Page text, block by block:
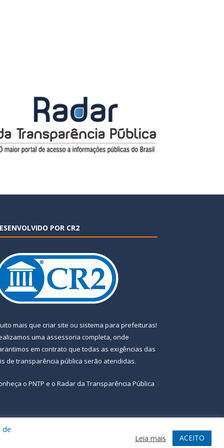
POR CR2
mais que criar site ou sistema para prefeituras!
uma assessoria completa, onde
em contrato que todas as exigências das
de transparência pública serão atendidas.
o PNTP e o Radar da Transparência Pública
Acessar Webmail
de
Leia mais ACEITO